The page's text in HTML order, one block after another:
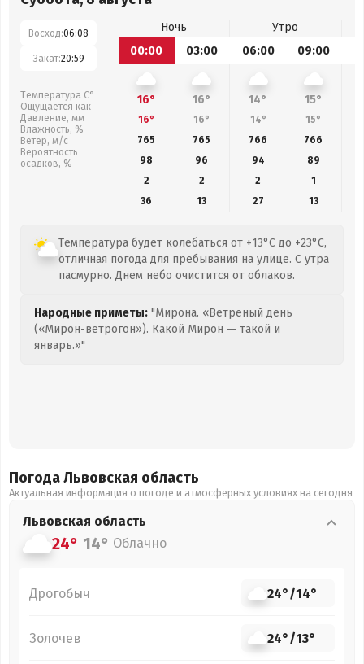
Восход:06:08
Закат:20:59
Температура С°
Ощущается как
Давление, мм
Влажность, %
Ветер, м/с
Вероятность
осадков, %
Ночь
Утро
00:00
03:00 06:00 09:00
16° 16° 14° 15°
16° 16° 14° 15°
765
765 766 766
98
96 94 89
2
2 2
1
36
13 27 13
Температура будет колебаться от +13°C до +23°C,
отличная погода для пребывания на улице. С утра
пасмурно. Днем небо очистится от облаков.
Народные приметы: "Мирона. «Ветреный день
(«Мирон-ветрогон»). Какой Мирон — такой и
январь.»"
Погода Львовская область
Актуальная информация о погоде и атмосферных условиях на сегодня
Львовская область
24° 14° Облачно
Дрогобыч 24°/14°
Золочев 24°/13°